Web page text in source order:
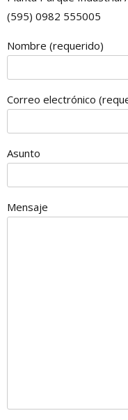
(595) 0982 555005
Nombre (requerido)
Correo electrónico
Asunto
Mensaje